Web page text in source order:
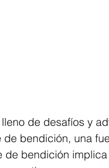
de desafíos y
de bendición, una
de bendición